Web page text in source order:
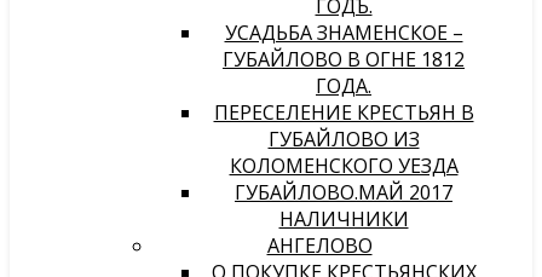
ГОДЪ.
УСАДЬБА ЗНАМЕНСКОЕ –
ГУБАЙЛОВО В ОГНЕ 1812
ГОДА.
ПЕРЕСЕЛЕНИЕ КРЕСТЬЯН В
ГУБАЙЛОВО ИЗ
КОЛОМЕНСКОГО УЕЗДА
ГУБАЙЛОВО.МАЙ 2017
НАЛИЧНИКИ
АНГЕЛОВО